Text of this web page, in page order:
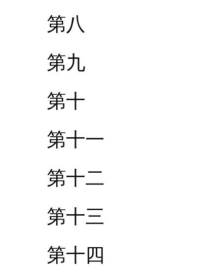
第八
第九
第十
第十一
第十二
第十三
第十四